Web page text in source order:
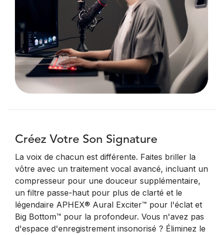
Créez Votre Son Signature
La voix de chacun est différente. Faites briller la
vôtre avec un traitement vocal avancé, incluant un
compresseur pour une douceur supplémentaire,
un filtre passe-haut pour plus de clarté et le
légendaire APHEX® Aural Exciter™ pour l'éclat et
Big Bottom™ pour la profondeur. Vous n'avez pas
d'espace d'enregistrement insonorisé ? Éliminez le